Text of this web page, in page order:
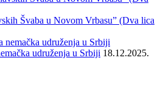
Švaba u Novom Vrbasu” (Dva lica
udruženja u Srbiji 18.12.2025.